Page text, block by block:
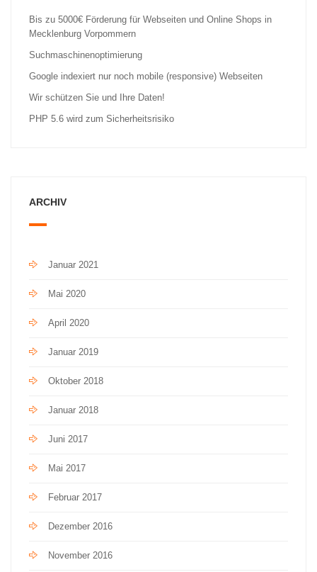
Bis zu 5000€ Förderung für Webseiten und Online Shops in
Mecklenburg Vorpommern
Suchmaschinenoptimierung
Google indexiert nur noch mobile (responsive) Webseiten
Wir schützen Sie und Ihre Daten!
PHP 5.6 wird zum Sicherheitsrisiko
ARCHIV
Januar 2021
Mai 2020
April 2020
Januar 2019
Oktober 2018
Januar 2018
Juni 2017
Mai 2017
Februar 2017
Dezember 2016
November 2016